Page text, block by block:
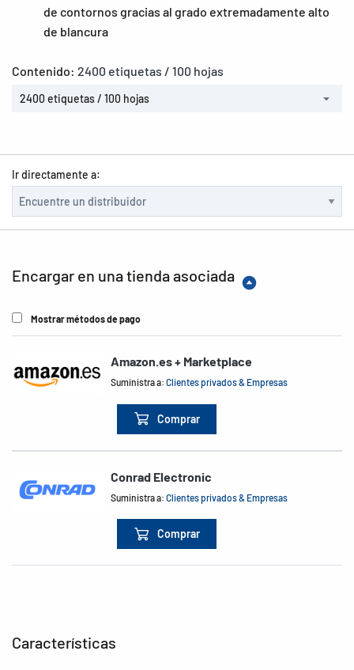
de contornos gracias al grado extremadamente alto
de blancura
Contenido: 2400 etiquetas / 100 hojas
2400 etiquetas / 100 hojas
Ir directamente a:
Encargar en una tienda asociada
Mostrar métodos de pago
Amazon.es + Marketplace
Suministra a:Clientes privados & Empresas
Comprar
Conrad Electronic
Suministra a:Clientes privados & Empresas
Comprar
Características